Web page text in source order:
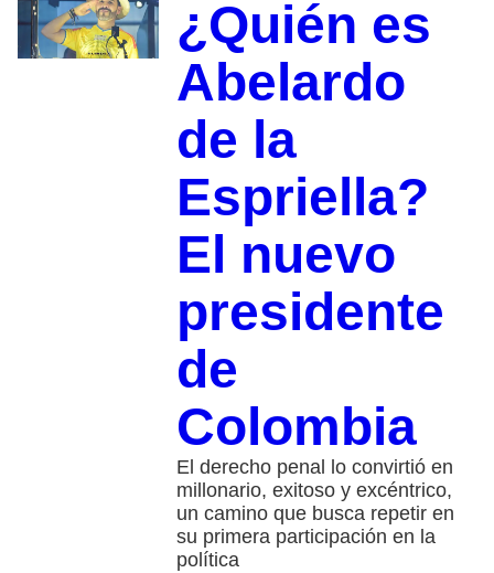
¿Quién es
Abelardo
de la
Espriella?
El nuevo
presidente
de
Colombia
El derecho penal lo convirtió en
millonario, exitoso y excéntrico,
un camino que busca repetir en
su primera participación en la
política